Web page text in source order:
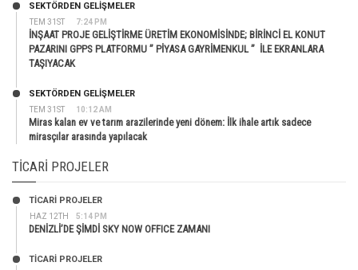
TEM 31ST 7:24 PM
SEKTÖRDEN GELIŞMELER
İNŞAAT PROJE GELİŞTİRME ÜRETİM EKONOMİSİNDE; BİRİNCİ EL KONUT
PAZARINI GPPS PLATFORMU ” PİYASA GAYRİMENKUL ” İLE EKRANLARA
TAŞIYACAK
TEM 31ST 10:12 AM
SEKTÖRDEN GELIŞMELER
Miras kalan ev ve tarım arazilerinde yeni dönem: İlk ihale artık sadece
mirasçılar arasında yapılacak
TICARI PROJELER
HAZ 12TH 5:14 PM
TİCARİ PROJELER
DENİZLİ’DE ŞİMDİ SKY NOW OFFICE ZAMANI
TİCARİ PROJELER